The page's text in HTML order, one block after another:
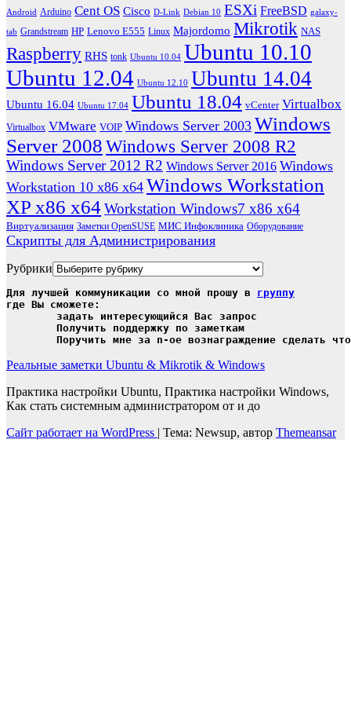
Android Arduino Cent OS Cisco D-Link Debian 10 ESXi FreeBSD galaxy-
tab Grandstream HP Lenovo E555 Linux Majordomo Mikrotik NAS
Raspberry RHS tonk Ubuntu 10.04 Ubuntu 10.10
Ubuntu 12.04 Ubuntu 12.10 Ubuntu 14.04
Ubuntu 16.04 Ubuntu 17.04 Ubuntu 18.04 vCenter Virtualbox
Virtualbox VMware VOIP Windows Server 2003 Windows
Server 2008 Windows Server 2008 R2
Windows Server 2012 R2 Windows Server 2016 Windows
Workstation 10 x86 x64 Windows Workstation
XP x86 x64Workstation Windows7 x86 x64
Виртуализация Заметки OpenSUSE МИС Инфоклиника Оборудование
Скрипты для Администрирования
Рубрики
Для лучшей коммуникации со мной прошу в группу
где Вы сможете:
Поручить мне за n-ое вознаграждение сделать
Реальные заметки Ubuntu & Mikrotik & Windows
Практика настройки Ubuntu, Практика настройки Windows,
Как стать системным администратором от и до
Сайт работает на WordPress | Тема: Newsup, автор Themeansar